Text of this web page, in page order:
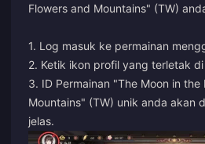
Flowers and Mountains" (TW)
1. Log masuk ke permainan
2. Ketik ikon profil yang terletak
3. ID Permainan "The Moon in
Mountains" (TW) unik anda akan
jelas.